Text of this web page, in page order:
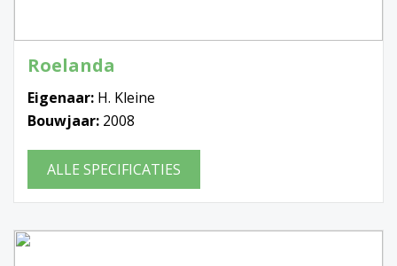
Roelanda
Eigenaar: H. Kleine
Bouwjaar: 2008
ALLE SPECIFICATIES